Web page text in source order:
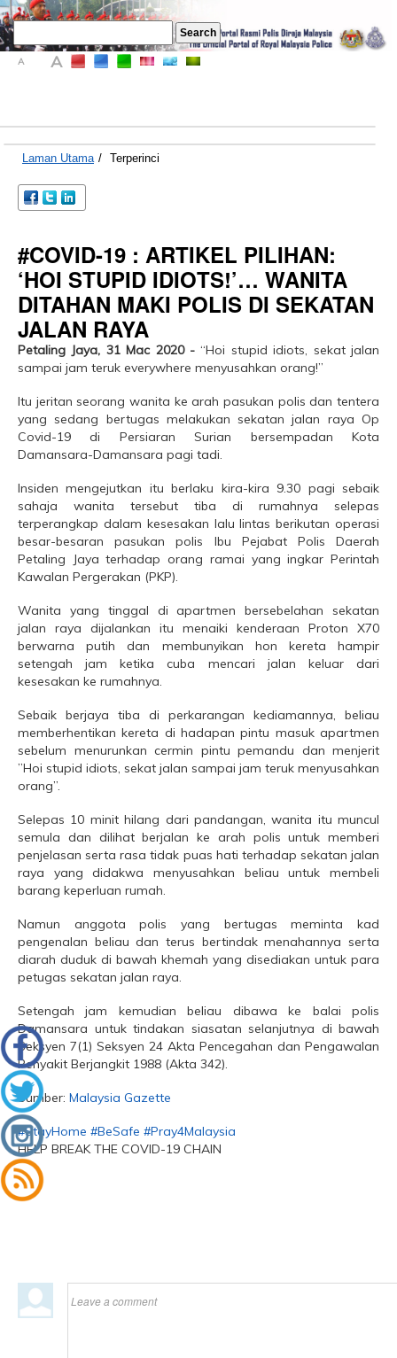
A A
Laman Utama / Terperinci
#COVID-19 : ARTIKEL PILIHAN:
‘HOI STUPID IDIOTS!’… WANITA
DITAHAN MAKI POLIS DI SEKATAN
JALAN RAYA
Petaling Jaya, 31 Mac 2020 -“Hoi stupid idiots, sekat jalan
sampai jam teruk everywhere menyusahkan orang!”
Itu jeritan seorang wanita ke arah pasukan polis dan tentera
yang sedang bertugas melakukan sekatan jalan raya Op
Covid-19 di Persiaran Surian bersempadan Kota
Damansara-Damansara pagi tadi.
Insiden mengejutkan itu berlaku kira-kira 9.30 pagi sebaik
sahaja wanita tersebut tiba di rumahnya selepas
terperangkap dalam kesesakan lalu lintas berikutan operasi
besar-besaran pasukan polis Ibu Pejabat Polis Daerah
Petaling Jaya terhadap orang ramai yang ingkar Perintah
Kawalan Pergerakan (PKP).
Wanita yang tinggal di apartmen bersebelahan sekatan
jalan raya dijalankan itu menaiki kenderaan Proton X70
berwarna putih dan membunyikan hon kereta hampir
setengah jam ketika cuba mencari jalan keluar dari
kesesakan ke rumahnya.
Sebaik berjaya tiba di perkarangan kediamannya, beliau
memberhentikan kereta di hadapan pintu masuk apartmen
sebelum menurunkan cermin pintu pemandu dan menjerit
”Hoi stupid idiots, sekat jalan sampai jam teruk menyusahkan
orang”.
Selepas 10 minit hilang dari pandangan, wanita itu muncul
semula dan dilihat berjalan ke arah polis untuk memberi
penjelasan serta rasa tidak puas hati terhadap sekatan jalan
raya yang didakwa menyusahkan beliau untuk membeli
barang keperluan rumah.
Namun anggota polis yang bertugas meminta kad
pengenalan beliau dan terus bertindak menahannya serta
diarah duduk di bawah khemah yang disediakan untuk para
petugas sekatan jalan raya.
Setengah jam kemudian beliau dibawa ke balai polis
Damansara untuk tindakan siasatan selanjutnya di bawah
Seksyen 7(1) Seksyen 24 Akta Pencegahan dan Pengawalan
Penyakit Berjangkit 1988 (Akta 342).
Sumber: Malaysia Gazette
#StayHome #BeSafe #Pray4Malaysia
HELP BREAK THE COVID-19 CHAIN
Leave a comment